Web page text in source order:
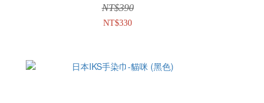
NT$390
NT$330